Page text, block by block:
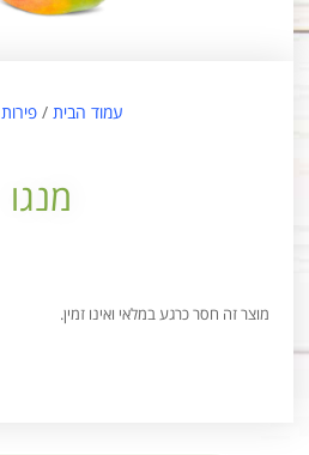
עמוד הבית / פירות
מנגו
מוצר זה חסר כרגע במלאי ואינו זמין.